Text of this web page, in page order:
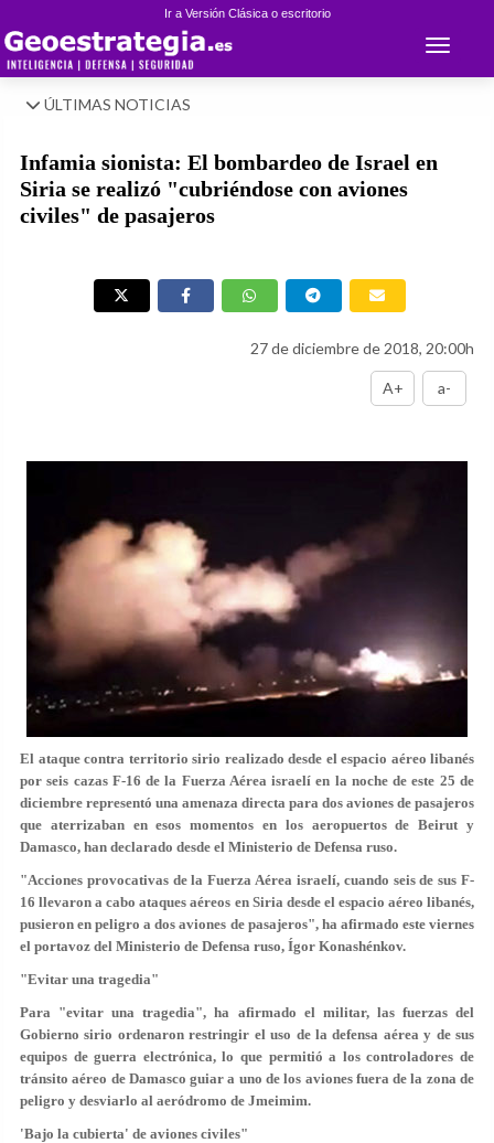
Ir a Versión Clásica o escritorio
Toggle
ÚLTIMAS NOTICIAS
Infamia sionista: El bombardeo de Israel en
Siria se realizó "cubriéndose con aviones
civiles" de pasajeros
27 de diciembre de 2018, 20:00h
A+ a-
El ataque contra territorio sirio realizado desde el espacio aéreo libanés
por seis cazas F-16 de la Fuerza Aérea israelí en la noche de este 25 de
diciembre representó una amenaza directa para dos aviones de pasajeros
que aterrizaban en esos momentos en los aeropuertos de Beirut y
Damasco, han declarado desde el Ministerio de Defensa ruso.
"Acciones provocativas de la Fuerza Aérea israelí, cuando seis de sus F-
16 llevaron a cabo ataques aéreos en Siria desde el espacio aéreo libanés,
pusieron en peligro a dos aviones de pasajeros", ha afirmado este viernes
el portavoz del Ministerio de Defensa ruso, Ígor Konashénkov.
"Evitar una tragedia"
Para "evitar una tragedia", ha afirmado el militar, las fuerzas del
Gobierno sirio ordenaronrestringir el uso de la defensa aérea y de sus
equipos de guerra electrónica, lo que permitió a los controladores de
tránsito aéreo de Damasco guiar a uno de los aviones fuera de la zona de
peligro y desviarlo al aeródromo de Jmeimim.
'Bajo la cubierta' de aviones civiles"